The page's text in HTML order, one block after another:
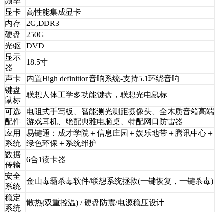
显卡
高性能集成显卡
内存
2G,DDR3
硬盘
250G
光驱
DVD
显示
器
18.5寸
声卡
内置High definition音响系统-支持5.1环绕音响
键盘
鼠标
联想人体工学多功能键盘，联想光电鼠标
可选
配件
电阻式手写板、智能测光测距摄像头、全木质音箱高端
游戏耳机、绝配典雅电脑桌、特配网口防雷器
应用
系统
易键通：成才学院＋信息庄园＋娱乐地带＋腾讯中心＋
绿色环保＋系统维护
数据
传输
6合1读卡器
安全
系统
金山毒霸杀毒软件/联想系统拯救(一键恢复，一键杀毒)
稳定
系统
散热(双重控温) / 硬盘防震/电源稳压设计